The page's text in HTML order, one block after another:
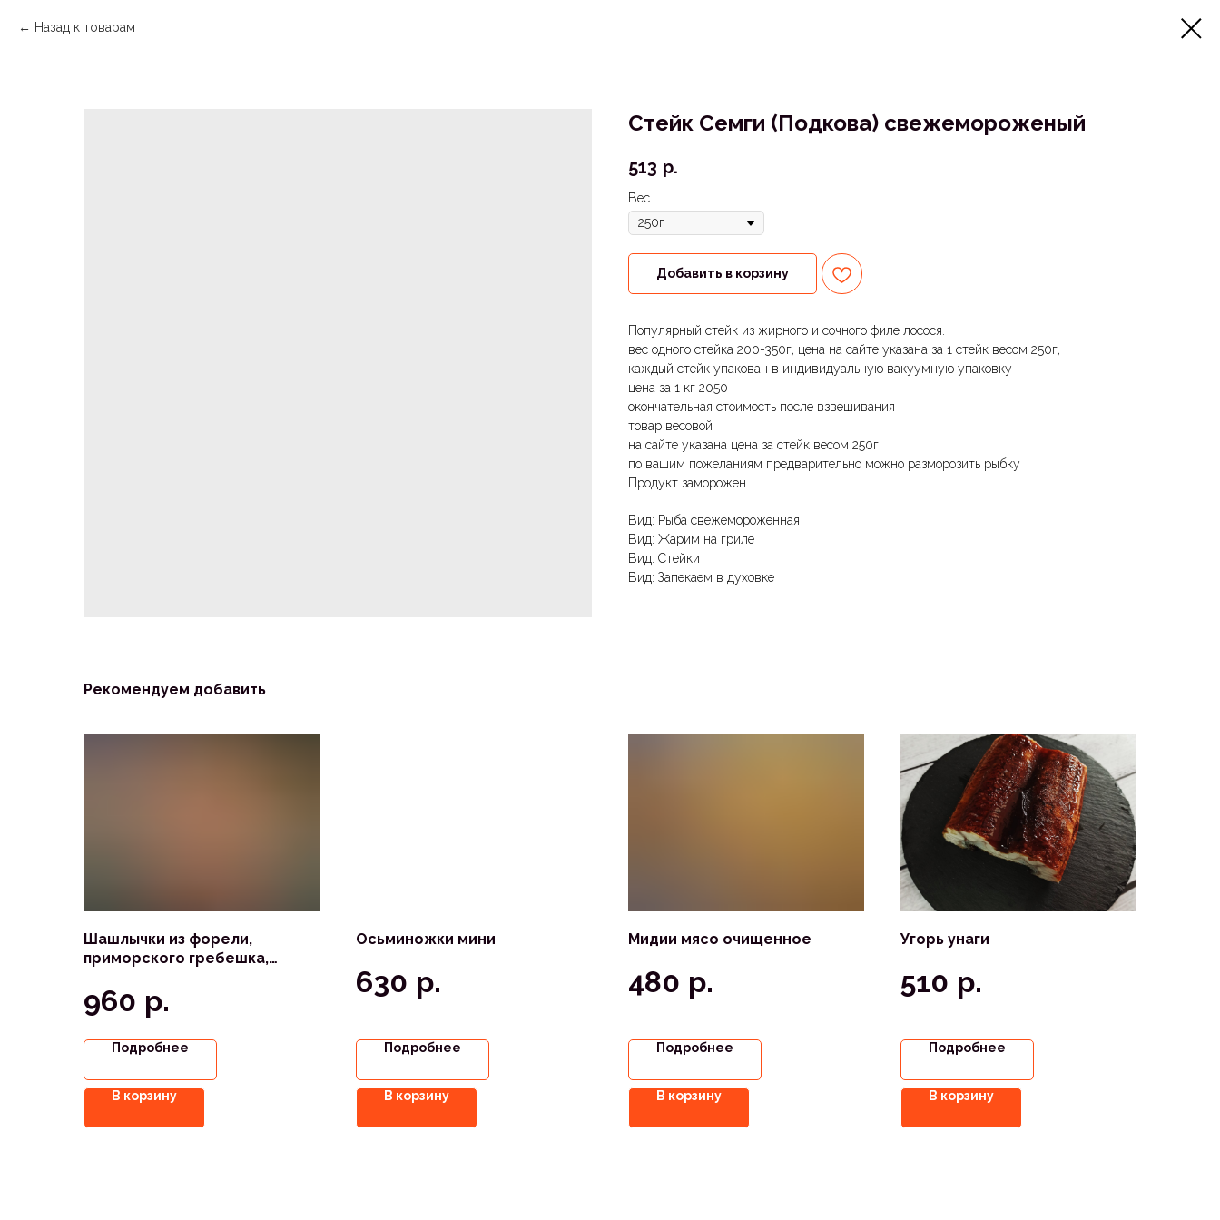
Назад к товарам
Стейк Семги (Подкова) свежемороженый
513 р.
Вес
Добавить в корзину
Популярный стейк из жирного и сочного филе лосося.
вес одного стейка 200-350г, цена на сайте указана за 1 стейк весом 250г,
каждый стейк упакован в индивидуальную вакуумную упаковку
цена за 1 кг 2050
окончательная стоимость после взвешивания
товар весовой
на сайте указана цена за стейк весом 250г
по вашим пожеланиям предварительно можно разморозить рыбку
Продукт заморожен
Вид: Рыба свежемороженная
Вид: Жарим на гриле
Вид: Стейки
Вид: Запекаем в духовке
Рекомендуем добавить
Шашлычки из форели,
приморского гребешка,
соусе сладкий чили
960 р.
Подробнее
В корзину
Осьминожки мини
630 р.
Подробнее
В корзину
Мидии мясо очищенное
480 р.
Подробнее
В корзину
Угорь унаги
510 р.
Подробнее
В корзину